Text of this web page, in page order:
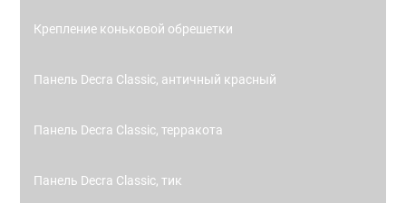
Крепление коньковой обрешетки
Панель Decra Classic, античный красный
Панель Decra Classic, терракота
Панель Decra Classic, тик